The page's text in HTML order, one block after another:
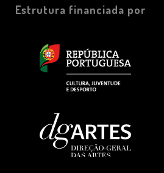
Estrutura financiada por